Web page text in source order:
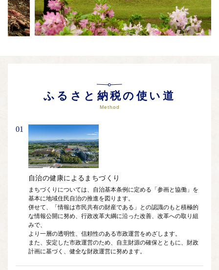
「健幸都市」とは、
・自治の健康（財政の健全化等）
・福祉の健康（子育て支援等）
・教育の健康（義務教育の充実等）
の市の将来像の実現につなげるため、まちづくりの6つを基本
方針を設定したもの。
ふるさと納税の使い道
Method
01
自治の健康によるまちづくり
まちづくりについては、自治基本条例に定める「参画と協働」を
基本に地域住民自治の推進を図ります。
併せて、「情報は市民共有の財産である」との認識のもと積極的
な情報公開に努め、行政改革大綱に沿った改善、改革への取り組
みで、
より一層の透明性、信頼性のある市政運営をめざします。
また、安定した市政運営のため、自主財源の確保とともに、財政
計画に基づく、健全な財政運営に努めます。